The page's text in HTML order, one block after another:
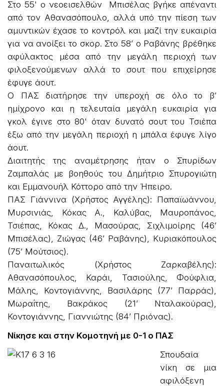
Στο 55' ο νεοεισελθών Μπισέλας βγήκε απέναντι
από τον Αθανασόπουλο, αλλά υπό την πίεση των
αμυντικών έχασε το κοντρόλ και μαζί την ευκαιρία
για να ανοίξει το σκορ. Στο 58’ ο Ραβάνης βρέθηκε
αφύλακτος μέσα από την μεγάλη περιοχή των
φιλοξενούμενων αλλά το σουτ που επιχείρησε
έφυγε άουτ.
Ο ΠΑΣ διατήρησε την υπεροχή σε όλο το β’
ημίχρονο και η τελευταία μεγάλη ευκαιρία για
γκολ έγινε στο 80' όταν δυνατό σουτ του Τσιέπα
έξω από την μεγάλη περιοχή η μπάλα έφυγε λίγο
άουτ.
Διαιτητής της αναμέτρησης ήταν ο Σπυρίδων
Ζαμπαλάς με βοηθούς του Δημήτριο Σπυρογιώτη
και Εμμανουήλ Κόττορο από την Ήπειρο.
ΠΑΣ Γιάννινα (Χρήστος Αγγέλης): Παπαϊωάννου,
Μυρσινιάς, Κόκας Α., Καλύβας, Μαυροπάνος,
Τσιέπας, Κόκας Δ., Μασούρας, Σιχλιμοίρης (46’
Μπισέλας), Ζιώγας (46’ Ραβάνης), Κυριακόπουλος
(75’ Μούτσιος).
Παναιτωλικός (Χρήστος Ζαρκαβέλης):
Αθανασόπουλος, Καράι, Τασιούλης, Φούφλια,
Μάλης, Κοντογιάννης, Βασιλάρης (77’ Παρράς),
Μωραΐτης, Βακράκος (21’ Νταλακούρας),
Κοντογιάννης, Γιαννιώτης (84’ Πριόνας).
Νίκησε και στην Κομοτηνή με 0-1 ο ΠΑΣ
Σπουδαία
νίκη σε μια
αφιλόξενη